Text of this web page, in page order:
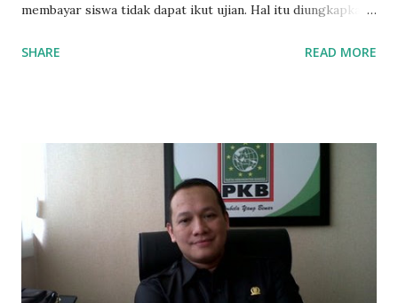
membayar siswa tidak dapat ikut ujian. Hal itu diungkapkan
SMAN 8 Jalan Iskandar Muda Surabaya mengatakan, ada
Mujib menambahkan, akhirnya terpaksa ortu nya pinjam
uang tetangga 500 ribu, agar anaknya bisa ikut ujian.
"Kasihan dia sudah tidak punya ayah, ibunya saudara saya,
kerja sebagai pembantu rumah tangga. Tolong dibantu mas,
agar uang bisa kembali,"ungkapnya. Perihal adanya
penarikan uang iuran untuk pembangunan gedung sekolah,
SHARE READ MORE